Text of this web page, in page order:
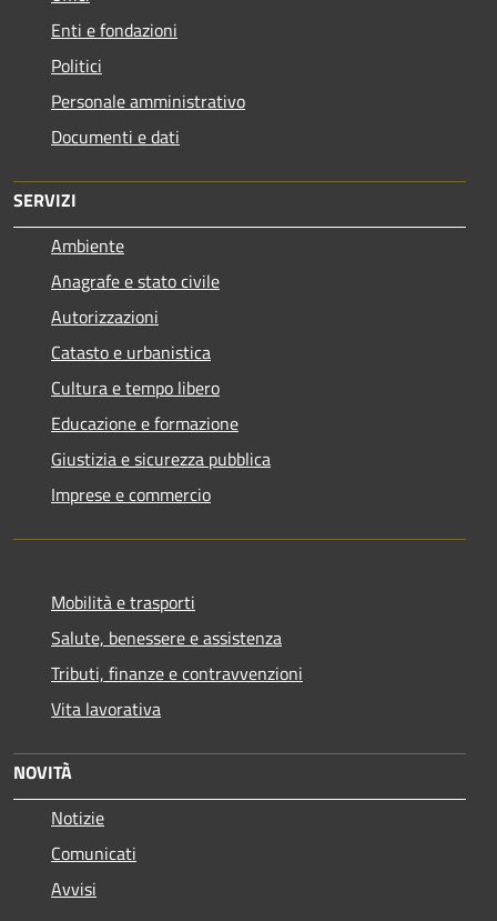
Enti e fondazioni
Politici
Personale amministrativo
Documenti e dati
SERVIZI
Ambiente
Anagrafe e stato civile
Autorizzazioni
Catasto e urbanistica
Cultura e tempo libero
Educazione e formazione
Giustizia e sicurezza pubblica
Imprese e commercio
Mobilità e trasporti
Salute, benessere e assistenza
Tributi, finanze e contravvenzioni
Vita lavorativa
NOVITÀ
Notizie
Comunicati
Avvisi